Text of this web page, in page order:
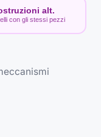
alt.
con gli stessi pezzi